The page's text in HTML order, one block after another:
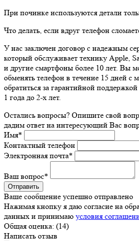
При починке используются детали
Что делать, если вдруг телефон
У нас заключен договор с надежным
который обслуживает технику Apple,
и другие смартфоны более 10 лет. Вы
обменять телефон в течение 15 дней с
обратиться за гарантийной
1 года до 2-х лет.
Остались вопросы? Опишите свой
дадим ответ на интересующий Вас
Имя*
Контактный телефон
Электронная почта*
Ваш вопрос*
Ваше сообщение успешно отправлено
Нажимая кнопку я даю согласие на
данных и принимаю условия
Общая оценка: (14)
Написать отзыв